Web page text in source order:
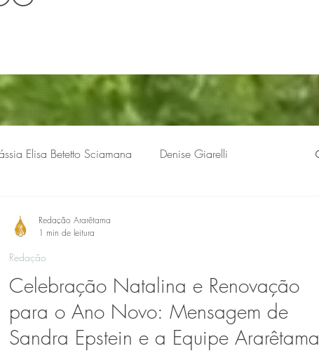
Elisa Betetto Sciamana Denise Giarelli
Luiza Reis
Celebração Natalina e Renovação
para o Ano Novo: Mensagem de
Sandra Epstein e a Equipe Ararêtama
Redação
Redação Ararêtama
1 min de leitura